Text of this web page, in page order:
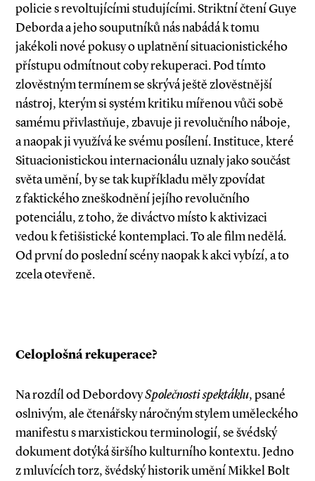
policie s revoltujícími studujícími. Striktní čtení Guye
Deborda a jeho souputníků nás nabádá k tomu
jakékoli nové pokusy o uplatnění situacionistického
přístupu odmítnout coby rekuperaci. Pod tímto
zlověstným termínem se skrývá ještě zlověstnější
nástroj, kterým si systém kritiku mířenou vůči sobě
samému přivlastňuje, zbavuje ji revolučního náboje,
a naopak ji využívá ke svému posílení. Instituce, které
Situacio­nistickou internacionálu uznaly jako součást
světa umění, by se tak kupříkladu měly zpovídat
z faktického zneškodnění jejího revolučního
potenciálu, z toho, že diváctvo místo k aktivizaci
vedou k fetišistické kontemplaci. To ale film nedělá.
Od první do poslední scény naopak k akci vybízí, a to
zcela otevřeně.
Celoplošná rekuperace?
Na rozdíl od DebordovySpolečnosti spektáklu, psané
oslnivým, ale čtenářsky náročným stylem uměleckého
manifestu s marxistickou terminologií, se švédský
dokument dotýká širšího kulturního kontextu. Jedno
z mluvících torz, švédský historik umění Mikkel Bolt